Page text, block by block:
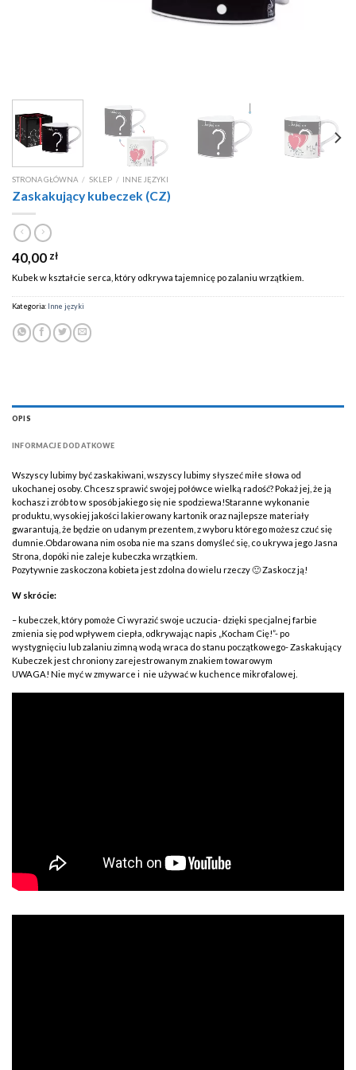
STRONA GŁÓWNA / SKLEP / INNE JĘZYKI
Zaskakujący kubeczek (CZ)
40,00 zł
Kubek w kształcie serca, który odkrywa tajemnicę po zalaniu wrzątkiem.
Kategoria: Inne języki
OPIS
INFORMACJE DODATKOWE
Wszyscy lubimy być zaskakiwani, wszyscy lubimy słyszeć miłe słowa od
ukochanej osoby. Chcesz sprawić swojej połówce wielką radość? Pokaż jej, że ją
kochasz i zrób to w sposób jakiego się nie spodziewa!Staranne wykonanie
produktu, wysokiej jakości lakierowany kartonik oraz najlepsze materiały
gwarantują, że będzie on udanym prezentem, z wyboru którego możesz czuć się
dumnie.Obdarowana nim osoba nie ma szans domyśleć się, co ukrywa jego Jasna
Strona, dopóki nie zaleje kubeczka wrzątkiem.
Pozytywnie zaskoczona kobieta jest zdolna do wielu rzeczy 🙂 Zaskocz ją!
W skrócie:
– kubeczek, który pomoże Ci wyrazić swoje uczucia- dzięki specjalnej farbie
zmienia się pod wpływem ciepła, odkrywając napis „Kocham Cię!”- po
wystygnięciu lub zalaniu zimną wodą wraca do stanu początkowego- Zaskakujący
Kubeczek jest chroniony zarejestrowanym znakiem towarowym
UWAGA! Nie myć w zmywarce i nie używać w kuchence mikrofalowej.